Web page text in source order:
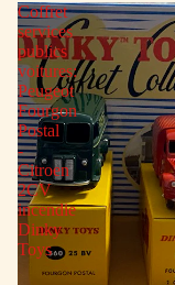
Coffret
services
publics
voitures:
Peugeot
Fourgon
Postal
-
Citroen
2CV
incendie
Dinky
Toys